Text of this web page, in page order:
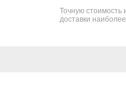
Точную стоимость
доставки